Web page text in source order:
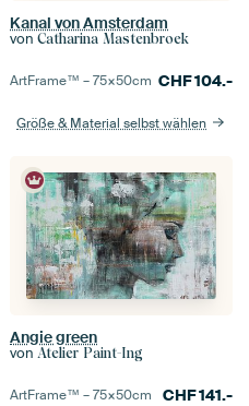
Kanal von Amsterdam
von Catharina Mastenbroek
ArtFrame™ –75×50cm CHF104.-
Größe & Material selbst wählen
Angie green
von Atelier Paint-Ing
ArtFrame™ –75×50cm CHF141.-